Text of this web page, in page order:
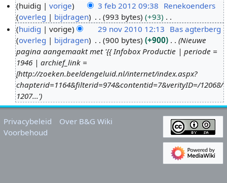
huidig vorige 3 feb 2012 09:38 Renekoenders
overleg
bijdragen 993 bytes
+93
G
e
e
n
b
e
w
e
0
1
0
huidig vorige 29 nov 2010 12:13 Bas agterberg
overleg
bijdragen 900 bytes +900
Nieuwe
pagina aangemaakt met '{{ Infobox Productie | periode =
1946 | archief_link =
[http://zoeken.beeldengeluid.nl/internet/index.aspx?
chapterid=1164&filterid=974&contentid=7&verityID=/12068/
1207...'
Privacybeleid
Over B&G Wiki
Voorbehoud